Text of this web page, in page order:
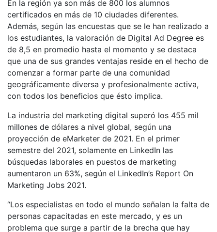
En la región ya son más de 800 los alumnos
certificados en más de 10 ciudades diferentes.
Además, según las encuestas que se le han realizado a
los estudiantes, la valoración de Digital Ad Degree es
de 8,5 en promedio hasta el momento y se destaca
que una de sus grandes ventajas reside en el hecho de
comenzar a formar parte de una comunidad
geográficamente diversa y profesionalmente activa,
con todos los beneficios que ésto implica.
La industria del marketing digital superó los 455 mil
millones de dólares a nivel global, según una
proyección de eMarketer de 2021. En el primer
semestre del 2021, solamente en LinkedIn las
búsquedas laborales en puestos de marketing
aumentaron un 63%, según el LinkedIn’s Report On
Marketing Jobs 2021.
“Los especialistas en todo el mundo señalan la falta de
personas capacitadas en este mercado, y es un
problema que surge a partir de la brecha que hay